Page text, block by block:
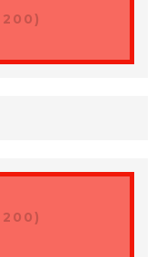
200)
200)